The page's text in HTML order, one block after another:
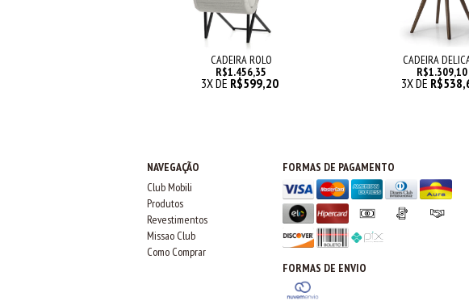
CADEIRA ROLO
R$1.456,35
3X DE R$599,20
CADEIRA
R$1.309,10
3X DE
NAVEGAÇÃO
Club Mobili
Produtos
Revestimentos
Missao Club
Como Comprar
FORMAS DE PAGAMENTO
FORMAS DE ENVIO